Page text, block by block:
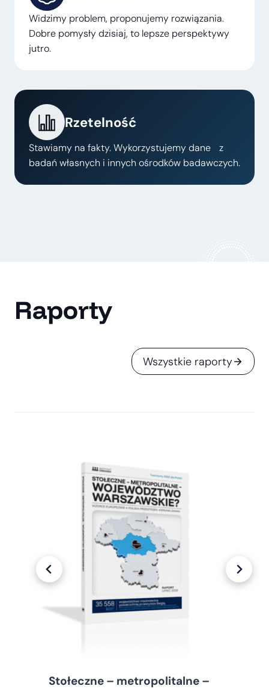
Widzimy problem, proponujemy rozwiązania.
Dobre pomysły dzisiaj, to lepsze perspektywy
jutro.
Rzetelność
Stawiamy na fakty. Wykorzystujemy dane z
badań własnych i innych ośrodków badawczych.
Raporty
Wszystkie raporty
Stołeczne – metropolitalne –